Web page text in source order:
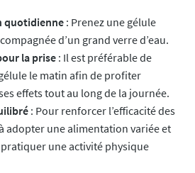
quotidienne: Prenez une gélule
d’un grand verre d’eau.
la prise: Il est préférable de
le matin afin de profiter
effets tout au long de la journée.
: Pour renforcer l’efficacité des
adopter une alimentation variée et
une activité physique